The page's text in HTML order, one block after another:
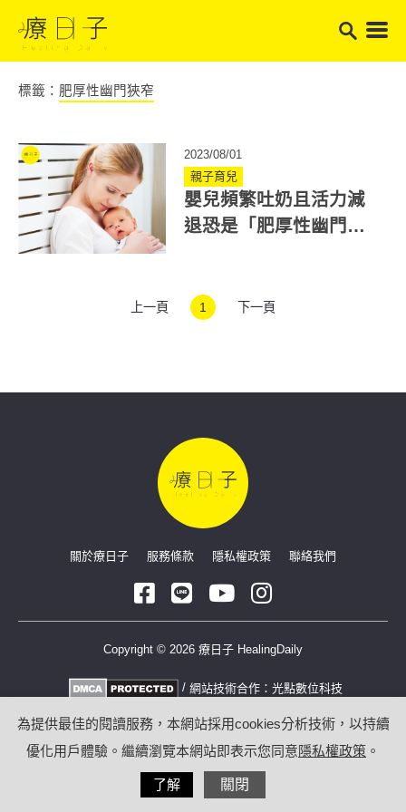
標籤： 肥厚性幽門狹窄
2023/08/01
親子育兒
嬰兒頻繁吐奶且活力減
退恐是「肥厚性幽門狹
上一頁 1 下一頁
關於療日子 服務條款 隱私權政策 聯絡我們
Copyright © 2026 療日子 HealingDaily
/ 網站技術合作： 光點數位科技
為提供最佳的閱讀服務，本網站採用cookies分析技術，以持續
優化用戶體驗。繼續瀏覽本網站即表示您同意隱私權政策 。
了解 關閉